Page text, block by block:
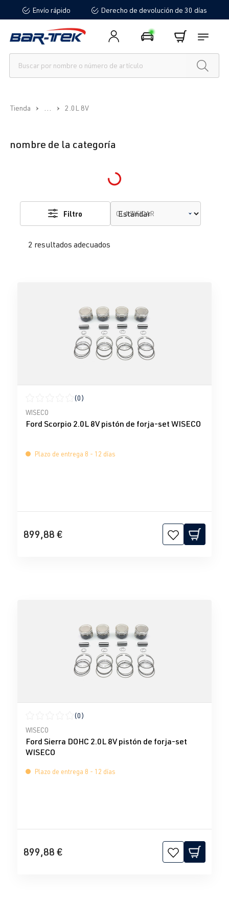
principalEnvío rápido Derecho de devolución de 30 días
Tienda ... 2.0L 8V
nombre de la categoría
Loading...
2 resultados adecuados
Filtro CLASIFICAR
Calificación promedio de 0 de 5 estrellas
(0)
WISECO
Ford Scorpio 2.0L 8V pistón de forja-set WISECO
Plazo de entrega 8 - 12 días
899,88 €
Calificación promedio de 0 de 5 estrellas
(0)
WISECO
Ford Sierra DOHC 2.0L 8V pistón de forja-set
WISECO
Plazo de entrega 8 - 12 días
899,88 €